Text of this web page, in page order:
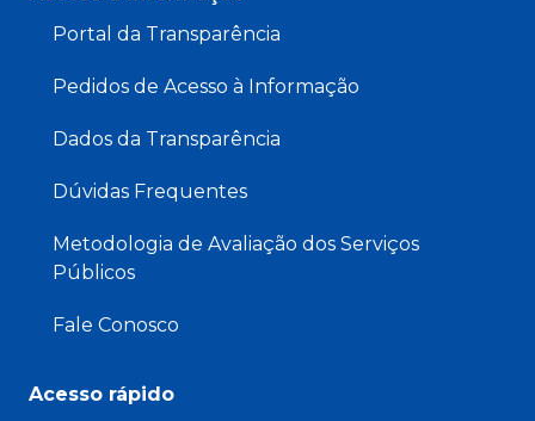
Portal da Transparência
Pedidos de Acesso à Informação
Dados da Transparência
Dúvidas Frequentes
Metodologia de Avaliação dos Serviços
Públicos
Fale Conosco
Acesso rápido